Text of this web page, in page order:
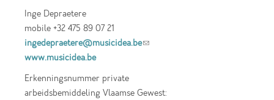
Inge Depraetere
mobile +32 475 89 07 21
ingedepraetere@musicidea.be(link sends e-
www.musicidea.be
Erkenningsnummer private
arbeidsbemiddeling Vlaamse Gewest: